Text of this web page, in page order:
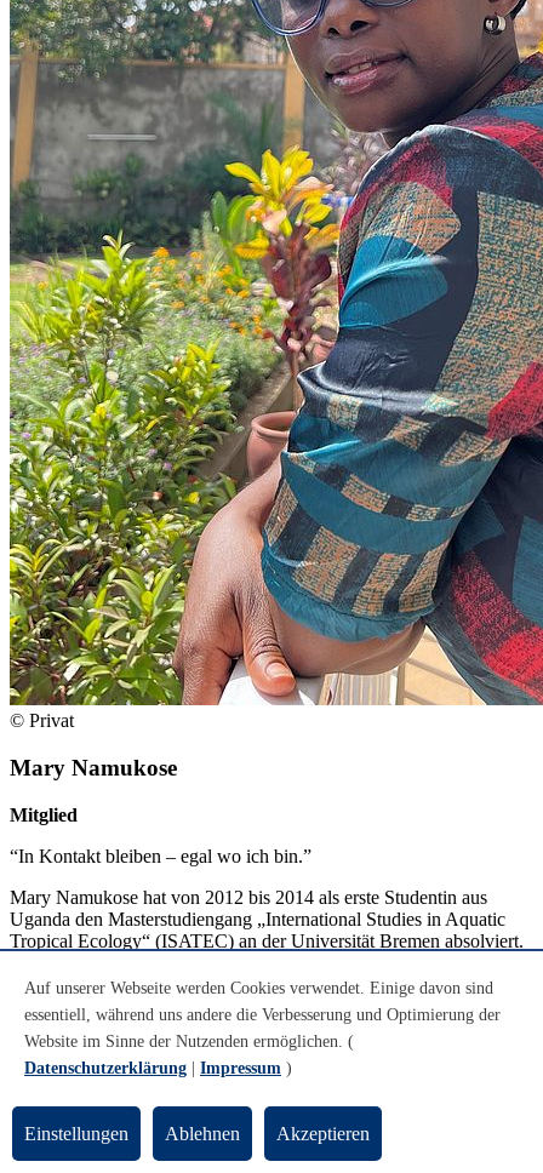
© Privat
Mary Namukose
Mitglied
“In Kontakt bleiben – egal wo ich bin.”
Mary Namukose hat von 2012 bis 2014 als erste Studentin aus
Uganda den Masterstudiengang „International Studies in Aquatic
Tropical Ecology“ (ISATEC) an der Universität Bremen absolviert.
Auf unserer Webseite werden Cookies verwendet. Einige davon sind
essentiell, während uns andere die Verbesserung und Optimierung der
Website im Sinne der Nutzenden ermöglichen. (
Datenschutzerklärung
Impressum )
Einstellungen Ablehnen Akzeptieren